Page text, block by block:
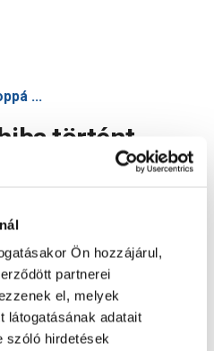
Ön hozzájárul,
partnerei
el, melyek
látogatásának adatait
szóló hirdetések
...
történt